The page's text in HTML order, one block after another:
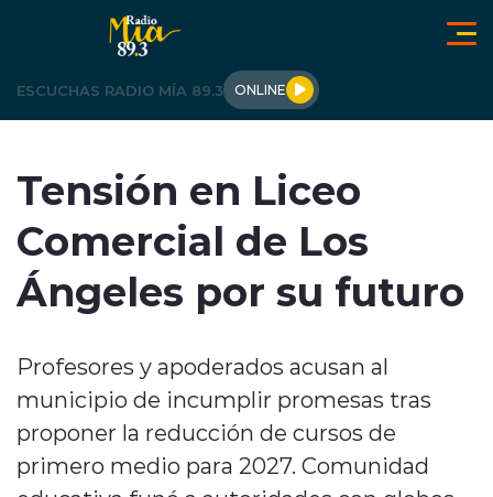
ESCUCHAS RADIO MÍA 89.3 ONLINE
ACTUALIDAD
TENDENCIAS
DEPORTES
INTERNACIONAL
Tensión en Liceo
Comercial de Los
Ángeles por su futuro
Profesores y apoderados acusan al
municipio de incumplir promesas tras
proponer la reducción de cursos de
primero medio para 2027. Comunidad